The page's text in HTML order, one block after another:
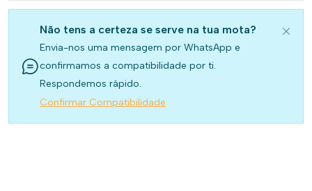
Não tens a certeza se serve na tua mota?
Envia-nos uma mensagem por WhatsApp e
confirmamos a compatibilidade por ti.
Respondemos rápido.
Confirmar Compatibilidade